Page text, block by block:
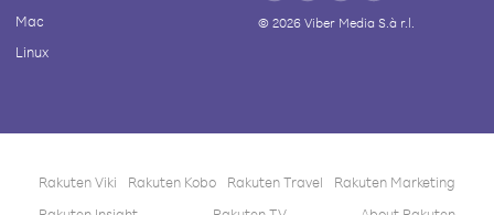
Mac
Linux
© 2026Viber Media S.à r.l.
Rakuten Viki Rakuten Kobo Rakuten Travel
Rakuten Marketing